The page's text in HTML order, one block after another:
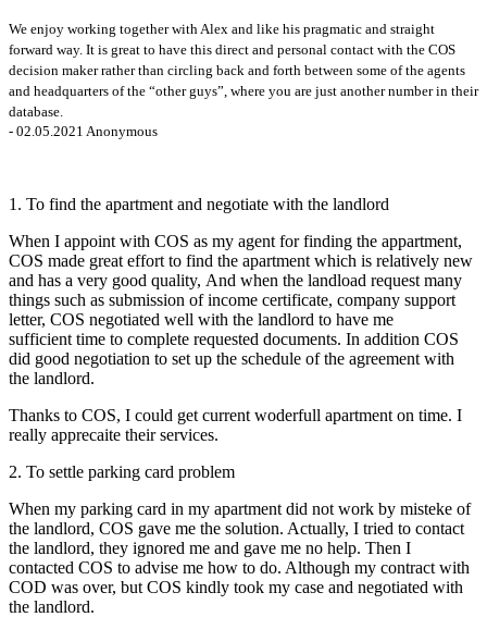
We enjoy working together with Alex and like his pragmatic and straight
forward way. It is great to have this direct and personal contact with the COS
decision maker rather than circling back and forth between some of the agents
and headquarters of the “other guys”, where you are just another number in their
database.
- 02.05.2021 Anonymous
1. To find the apartment and negotiate with the landlord
When I appoint with COS as my agent for finding the appartment,
COS made great effort to find the apartment which is relatively new
and has a very good quality, And when the landload request many
things such as submission of income certificate, company support
letter, COS negotiated well with the landlord to have me
sufficient time to complete requested documents. In addition COS
did good negotiation to set up the schedule of the agreement with
the landlord.
Thanks to COS, I could get current woderfull apartment on time. I
really apprecaite their services.
2. To settle parking card problem
When my parking card in my apartment did not work by misteke of
the landlord, COS gave me the solution. Actually, I tried to contact
the landlord, they ignored me and gave me no help. Then I
contacted COS to advise me how to do. Although my contract with
COD was over, but COS kindly took my case and negotiated with
the landlord.